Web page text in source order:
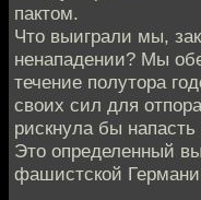
пактом.
Что выиграли мы,
ненападении? Мы
течение полутора
своих сил для
рискнула бы
Это определенный
фашистской